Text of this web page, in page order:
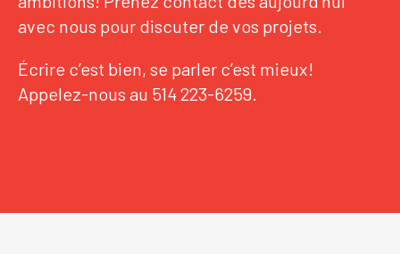
avec nous pour discuter de vos projets.
Écrire c’est bien, se parler c’est mieux!
Appelez-nous au 514 223-6259.